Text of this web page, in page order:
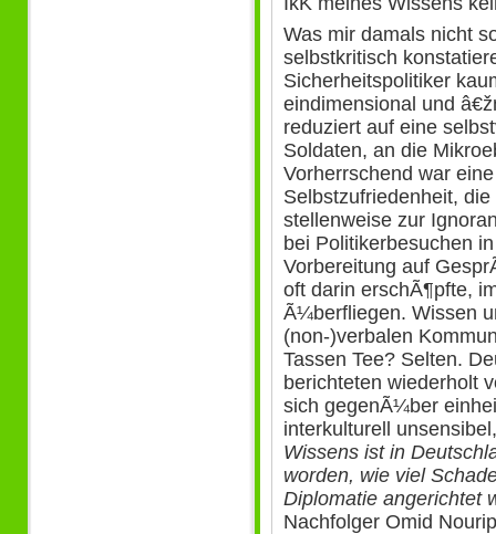
Was mir damals nicht
selbstkritisch
Sicherheitspolitiker
eindimensional und
reduziert auf eine
Soldaten, an die
Vorherrschend war
Selbstzufriedenheit,
stellenweise zur
bei Politikerbesuchen
Vorbereitung auf
oft darin erschÃ¶pfte,
Ã¼berfliegen. Wissen
(non-)verbalen
Tassen Tee? Selten.
berichteten wiederholt
sich gegenÃ¼ber
interkulturell
Wissens ist in
worden, wie viel
Diplomatie angerichtet
Nachfolger Omid